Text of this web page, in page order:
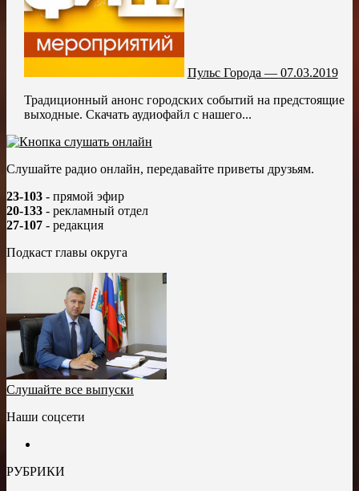
Пульс Города — 07.03.2019
Традиционный анонс городских событий на предстоящие
выходные. Скачать аудиофайл с нашего...
Слушайте радио онлайн, передавайте приветы друзьям.
23-103 - прямой эфир
20-133 - рекламный отдел
27-107 - редакция
Подкаст главы округа
Слушайте все выпуски
Наши соцсети
РУБРИКИ